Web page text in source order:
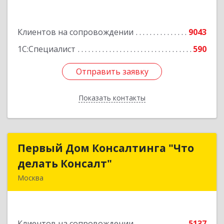
Клиентов на сопровождении
9043
1С:Специалист
590
Отправить заявку
Показать контакты
Отправить заявку
Назад
Первый Дом Консалтинга "Что
делать Консалт"
Москва
Первый Дом Консалтинга "Что